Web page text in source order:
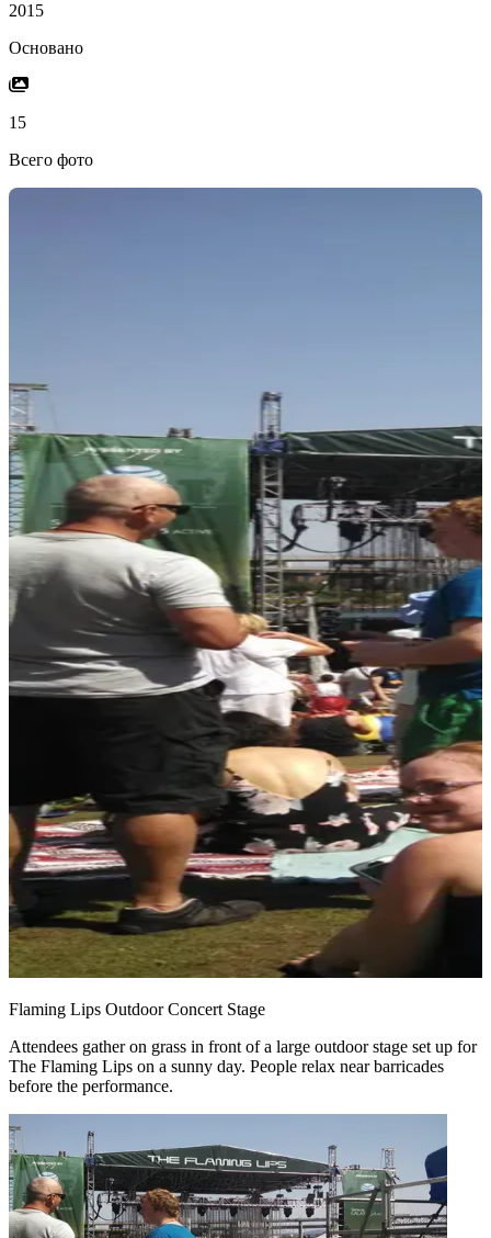
2015
Основано
15
Всего фото
Flaming Lips Outdoor Concert Stage
Attendees gather on grass in front of a large outdoor stage set up for
The Flaming Lips on a sunny day. People relax near barricades
before the performance.